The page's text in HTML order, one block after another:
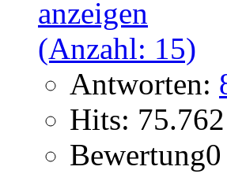
Antworten:
Hits: 75.762